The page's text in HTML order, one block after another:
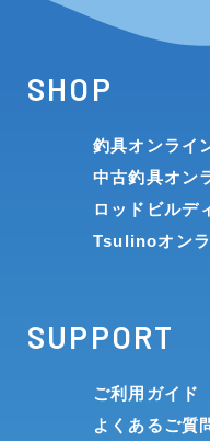
SHOP
釣具オンライ
中古釣具オン
ロッドビルデ
Tsulinoオン
SUPPORT
ご利用ガイド
よくあるご質